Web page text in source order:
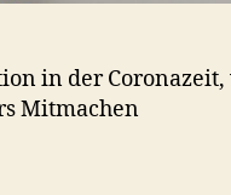
in der
Mitmachen